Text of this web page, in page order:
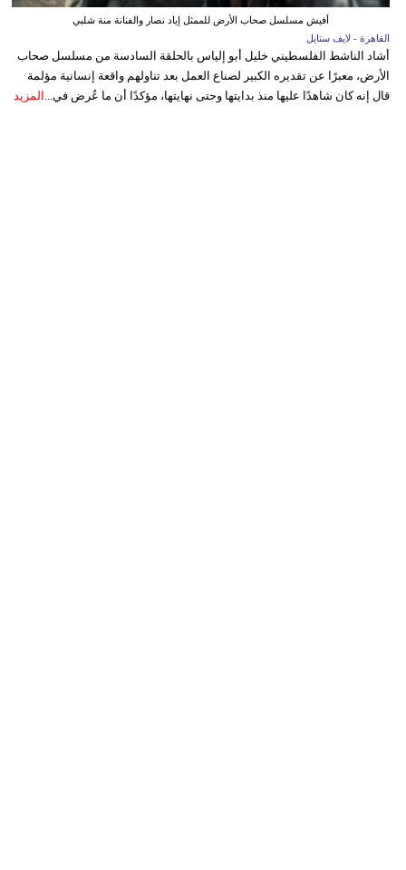
أفيش مسلسل صحاب الأرض للممثل إياد نصار والفنانة منة شلبي
القاهرة - لايف ستايل
أشاد الناشط الفلسطيني خليل أبو إلياس بالحلقة السادسة من مسلسل صحاب
الأرض، معبرًا عن تقديره الكبير لصناع العمل بعد تناولهم واقعة إنسانية مؤلمة
قال إنه كان شاهدًا عليها منذ بدايتها وحتى نهايتها، مؤكدًا أن ما عُرض في... المزيد